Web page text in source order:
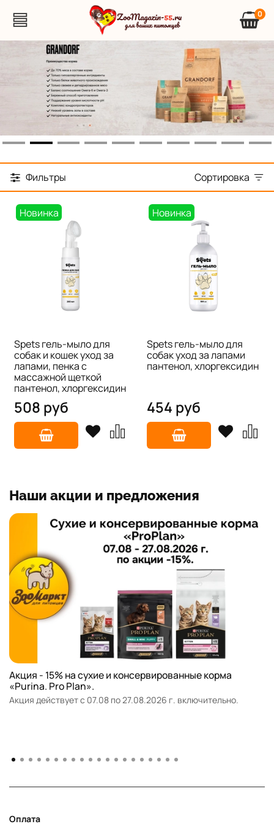
0
Фильтры Сортировка
Новинка
Spets гель-мыло для
собак и кошек уход за
лапами, пенка с
массажной щеткой
пантенол, хлоргексидин
508 руб
Новинка
Spets гель-мыло для
собак уход за лапами
пантенол, хлоргексидин
454 руб
Наши акции и предложения
Акция - 15% на сухие и консервированные корма
«Purina. Pro Plan».
Акция действует с 07.08 по 27.08.2026 г. включительно.
Оплата